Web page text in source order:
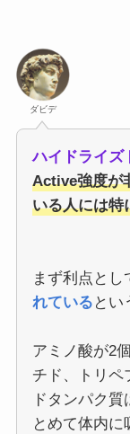
ダビデ
ハイドライズ
Active強度が
いる人には特
まず利点とし
れている とい
アミノ酸が2
チド、トリペ
ドタンパク
とめて体内に